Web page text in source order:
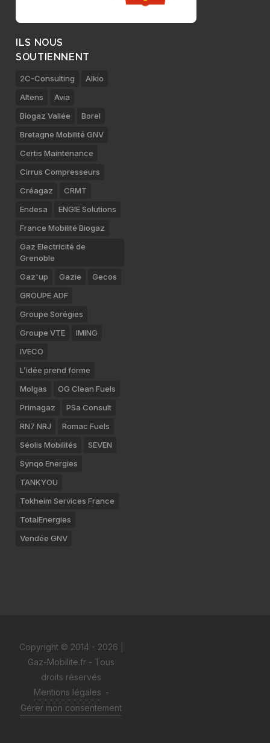
ILS NOUS
SOUTIENNENT
2C-Consulting
Alkio
Altens
Avia
Biogaz Vallée
Borel
Bretagne Mobilité GNV
Certis Maintenance
Cirrus Compresseurs
Créagaz
CRMT
Endesa
ENGIE Solutions
France Mobilité Biogaz
Gaz Electricité de
Grenoble
Gaz'up
Gazie
Gecos
GROUPE ADF
Groupe Sorégies
Groupe VTE
IMING
IVECO
L’idée prend forme
Molgas
OG Clean Fuels
Primagaz
PSa Consult
RN7 NRJ
Romac Fuels
Séolis Mobilités
SEVEN
Synqo Energies
TANKYOU
Tokheim Services France
TotalEnergies
Vendée GNV
Copyright © 2014 - 2026 |
Gaz-Mobilite.fr - Tous
droits réservés
Mentions légales -
Gérer mon consentement